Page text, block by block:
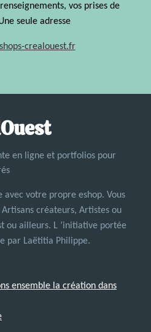
vos prises de
seule adresse
crealouest.fr
en ligne et portfolios pour
avec votre propre eshop. Vous
créateurs, Artistes ou
ou ailleurs. L ’initiative portée
par Laëtitia Philippe.
ensemble la création dans